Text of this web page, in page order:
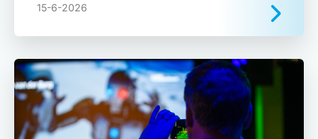
15-6-2026